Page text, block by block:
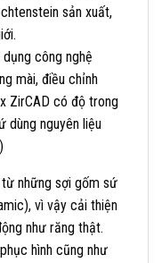
sản xuất,
công nghệ
mài, điều chỉnh
ZirCAD có độ trong
dùng nguyên liệu
những sợi gốm sứ
vì vậy cải thiện
như răng thật.
hình cũng như